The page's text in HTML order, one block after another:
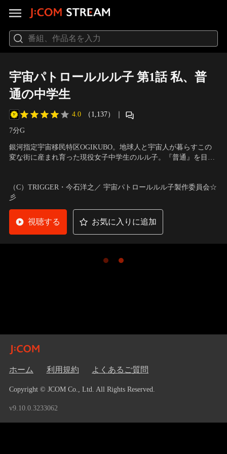
宇宙パトロールルル子 第1話 私、普
通の中学生
4.0 （1,137） ｜
7分G
銀河指定宇宙移民特区OGIKUBO。地球人と宇宙人が暮らすこの
変な街に産まれ育った現役女子中学生のルル子。『普通』を目指
（C）TRIGGER・今石洋之／ 宇宙パトロールルル子製作委員会☆
彡
視聴する お気に入りに追加
ホーム 利用規約 よくあるご質問
Copyright © JCOM Co., Ltd. All Rights Reserved.
v9.10.0.3233062